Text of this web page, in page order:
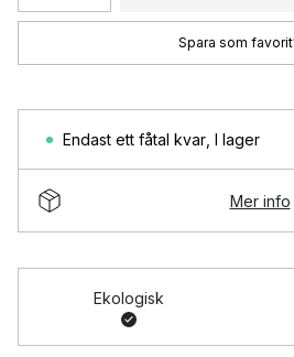
Spara som favorit
Endast ett fåtal kvar I lager
Mer info
Ekologisk